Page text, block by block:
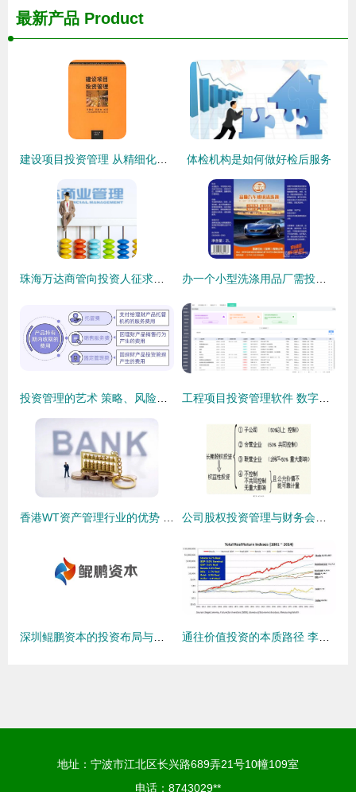
最新产品 Product
体检机构是如何做好检后服务
地址：宁波市江北区长兴路689弄21号10幢109室
电话：8743029**